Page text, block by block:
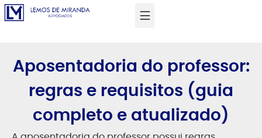
Aposentadoria do professor:
regras e requisitos (guia
completo e atualizado)